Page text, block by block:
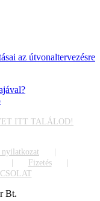
az útvonaltervezésre
ITT TALÁLOD!
Fizetés
Bt.